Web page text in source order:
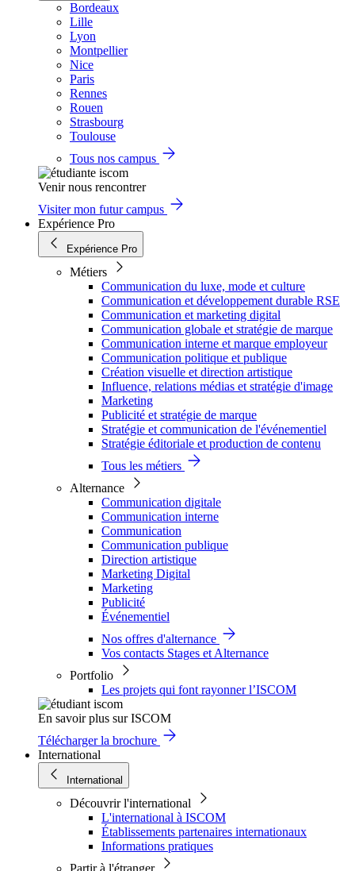
Bordeaux
Lille
Lyon
Montpellier
Nice
Paris
Rennes
Rouen
Strasbourg
Toulouse
Tous nos campus
Venir nous rencontrer
Visiter mon futur campus
Expérience Pro
Expérience Pro
Métiers
Communication du luxe, mode et culture
Communication et développement durable RSE
Communication et marketing digital
Communication globale et stratégie de marque
Communication interne et marque employeur
Communication politique et publique
Création visuelle et direction artistique
Influence, relations médias et stratégie d'image
Marketing
Publicité et stratégie de marque
Stratégie et communication de l'événementiel
Stratégie éditoriale et production de contenu
Tous les métiers
Alternance
Communication digitale
Communication interne
Communication
Communication publique
Direction artistique
Marketing Digital
Marketing
Publicité
Événementiel
Nos offres d'alternance
Vos contacts Stages et Alternance
Portfolio
Les projets qui font rayonner l’ISCOM
En savoir plus sur ISCOM
Télécharger la brochure
International
International
Découvrir l'international
L'international à ISCOM
Établissements partenaires internationaux
Informations pratiques
Partir à l'étranger